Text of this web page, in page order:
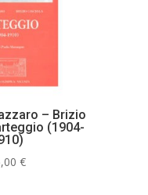
– Brizio
(1904-
€